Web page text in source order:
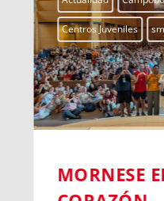
Centros Juveniles
MORNESE